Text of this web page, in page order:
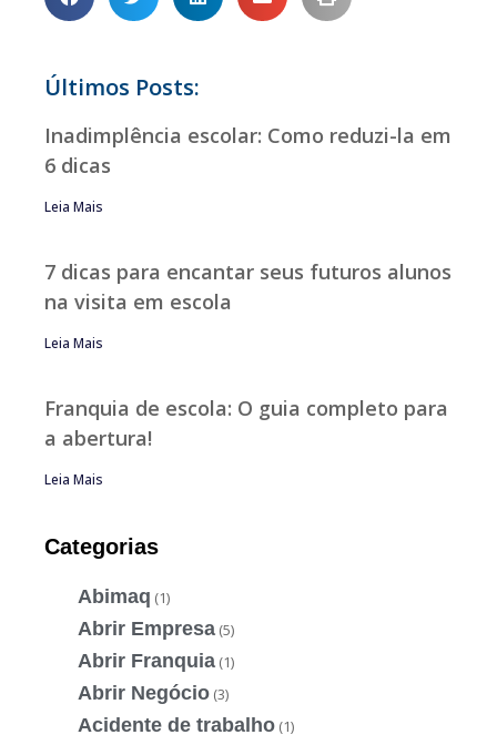
Últimos Posts:
Inadimplência escolar: Como reduzi-la em
6 dicas
Leia Mais
7 dicas para encantar seus futuros alunos
na visita em escola
Leia Mais
Franquia de escola: O guia completo para
a abertura!
Leia Mais
Categorias
Abimaq (1)
Abrir Empresa (5)
Abrir Franquia (1)
Abrir Negócio (3)
Acidente de trabalho (1)